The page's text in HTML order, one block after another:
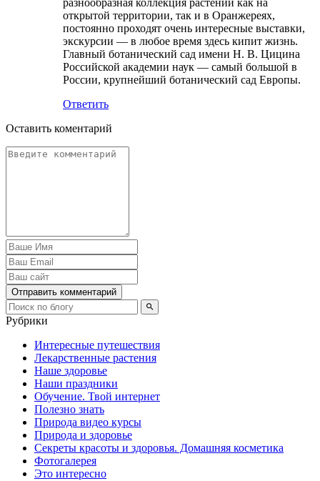
разнообразная коллекция растений как на
открытой территории, так и в Оранжереях,
постоянно проходят очень интересные выставки,
экскурсии — в любое время здесь кипит жизнь.
Главный ботанический сад имени Н. В. Цицина
Российской академии наук — самый большой в
России, крупнейший ботанический сад Европы.
Ответить
Оставить коментарий
Отправить комментарий
Рубрики
Интересные путешествия
Лекарственные растения
Наше здоровье
Наши праздники
Обучение. Твой интернет
Полезно знать
Природа видео курсы
Природа и здоровье
Секреты красоты и здоровья. Домашняя косметика
Фотогалерея
Это интересно